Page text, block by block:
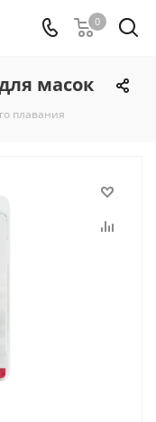
0
масок
плавания